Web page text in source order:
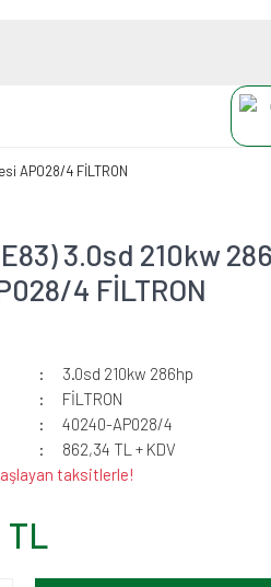
AP028/4 FİLTRON
3.0sd 210kw
4 FİLTRON
3.0sd 210kw 286hp
FİLTRON
40240-AP028/4
862,34 TL + KDV
taksitlerle!
TL